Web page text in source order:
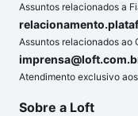
Assuntos relacionados a
Assuntos relacionados ao
Atendimento exclusivo
Sobre a Loft